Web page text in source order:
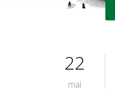
22
mai